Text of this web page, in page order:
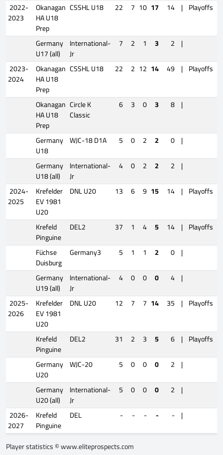
2022-
2023
Okanagan
HA U18
Prep
CSSHL U18 22 7 10 17 14 | Playoffs
Germany
U17 (all)
International-
Jr
7 2 1 3 2 |
2023-
2024
Okanagan
HA U18
Prep
CSSHL U18 22 2 12 14 49 | Playoffs
Okanagan
HA U18
Prep
Circle K
Classic
6 3 0 3 8 |
Germany
U18
WJC-18 D1A 5 0 2 2 0 |
Germany
U18 (all)
International-
Jr
4 0 2 2 2 |
2024-
2025
Krefelder
EV 1981
U20
DNL U20 13 6 9 15 14 | Playoffs
Krefeld
Pinguine
DEL2 37 1 4 5 14 | Playoffs
Füchse
Duisburg
Germany3 5 1 1 2 0 |
Germany
U19 (all)
International-
Jr
4 0 0 0 4 |
2025-
2026
Krefelder
EV 1981
U20
DNL U20 12 7 7 14 35 | Playoffs
Krefeld
Pinguine
DEL2 31 2 3 5 6 | Playoffs
Germany
U20
WJC-20 5 0 0 0 2 |
Germany
U20 (all)
International-
Jr
5 0 0 0 2 |
2026-
2027
Krefeld
Pinguine
DEL - - - - - |
Player statistics ©www.eliteprospects.com